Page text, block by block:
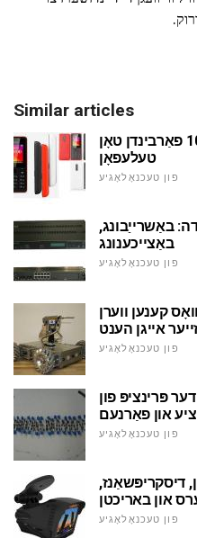
Similar articles
תגובה פון די נאָקיאַ 106 פאַרבינדן טאָן
טעלעפאָן
פון טעכנאָלאָגיע
באַשרייַבונג,
באַצייכענונג
פון טעכנאָלאָגיע
קענען ווערן
אייגן הענט
פון טעכנאָלאָגיע
פּרינציפּ פון
פון טעכנאָלאָגיע
2": באריכטן, דיסקריפּשאַנז,
און באריכטן
פון טעכנאָלאָגיע